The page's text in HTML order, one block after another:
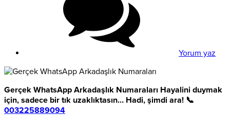
Yorum yaz
Gerçek WhatsApp Arkadaşlık Numaraları Hayalini duymak
için, sadece bir tık uzaklıktasın… Hadi, şimdi ara! 📞
003225889094